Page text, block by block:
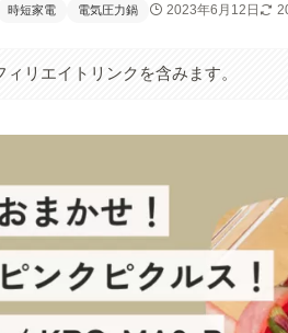
時短家電 電気圧力鍋 2023年6月12日
リエイトリンクを含みます。